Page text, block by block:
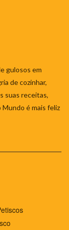
gulosos em
de cozinhar,
suas receitas,
é mais feliz